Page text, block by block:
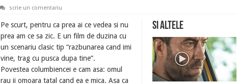
scrie un comentariu
Si altele
Pe scurt, pentru ca prea ai ce vedea si nu
prea am ce sa zic. E un film de duzina cu
un scenariu clasic tip “razbunarea cand imi
vine, trag cu pusca dupa tine”.
Povestea columbiencei e cam asa: omul
rau ii omoara tatal cand ea e mica. Asa ca